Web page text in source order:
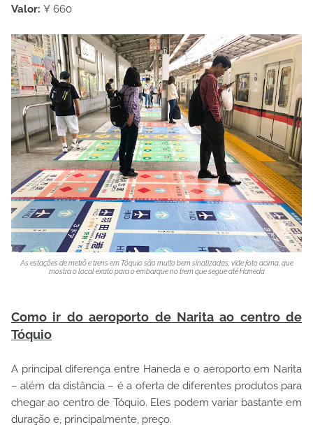
Valor: ¥ 660
As estações de metrô e trens em Tóquio são muito bem sinalizadas, vide foto acima, que
mostra o local exato para o embarque no trem que segue até Haneda
Como ir do aeroporto de Narita ao centro de
Tóquio
A principal diferença entre Haneda e o aeroporto em Narita
– além da distância – é a oferta de diferentes produtos para
chegar ao centro de Tóquio. Eles podem variar bastante em
duração e, principalmente, preço.